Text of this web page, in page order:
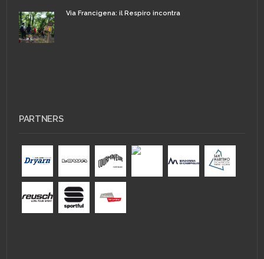
Via Francigena: il Respiro incontra
PARTNERS